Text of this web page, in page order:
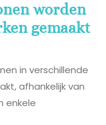
worden
gemaakt
in verschillende
afhankelijk van
enkele